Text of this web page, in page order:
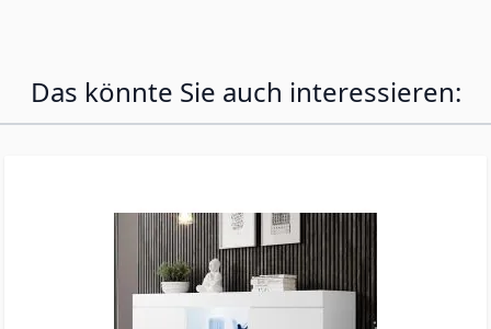
Das könnte Sie auch interessieren: